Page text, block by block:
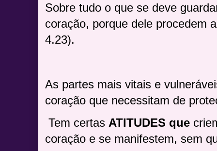
Sobre tudo o que se deve
coração, porque dele procedem
4.23).
As partes mais vitais e
coração que necessitam de
Tem certas ATITUDES que
coração e se manifestem, sem